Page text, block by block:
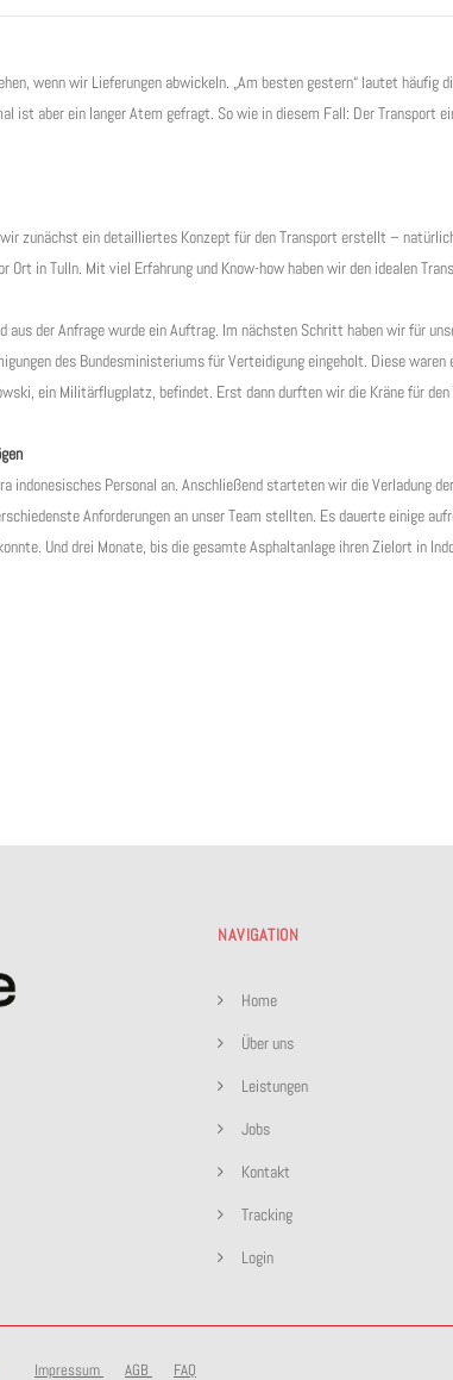
wenn wir Lieferungen abwickeln. „Am besten gestern“ lautet häufig
ist aber ein langer Atem gefragt. So wie in diesem Fall: Der Transport
wir zunächst ein detailliertes Konzept für den Transport erstellt –
Ort in Tulln. Mit viel Erfahrung und Know-how haben wir den idealen
aus der Anfrage wurde ein Auftrag. Im nächsten Schritt haben wir für
des Bundesministeriums für Verteidigung eingeholt. Diese
ein Militärflugplatz, befindet. Erst dann durften wir die Kräne für
indonesisches Personal an. Anschließend starteten wir die Verladung
Anforderungen an unser Team stellten. Es dauerte einige
Und drei Monate, bis die gesamte Asphaltanlage ihren Zielort in
NAVIGATION
Home
Über uns
Leistungen
Jobs
Kontakt
Tracking
Login
Impressum AGB FAQ